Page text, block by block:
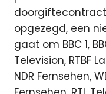
opgezegd, een
gaat om BBC 1,
Television, RTBF
NDR Fernsehen,